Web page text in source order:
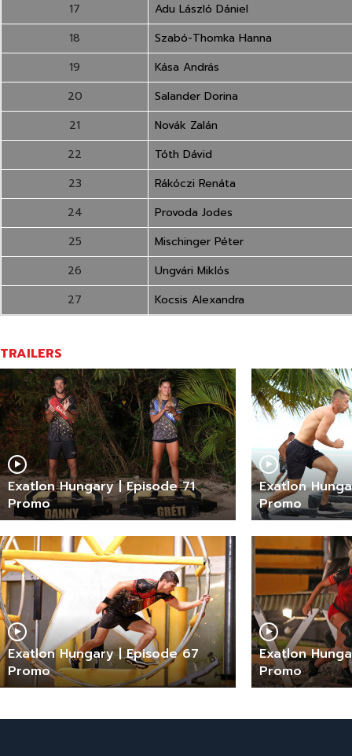
17
Adu László Dániel
18
Szabó-Thomka Hanna
19
Kása András
20
Salander Dorina
21
Novák Zalán
22
Tóth Dávid
23
Rákóczi Renáta
24
Provoda Jodes
25
Mischinger Péter
26
Ungvári Miklós
27
Kocsis Alexandra
TRAILERS
Exatlon Hungary | Episode 71
Promo
Exatlon
Promo
Exatlon Hungary | Episode 67
Promo
Exatlon
Promo